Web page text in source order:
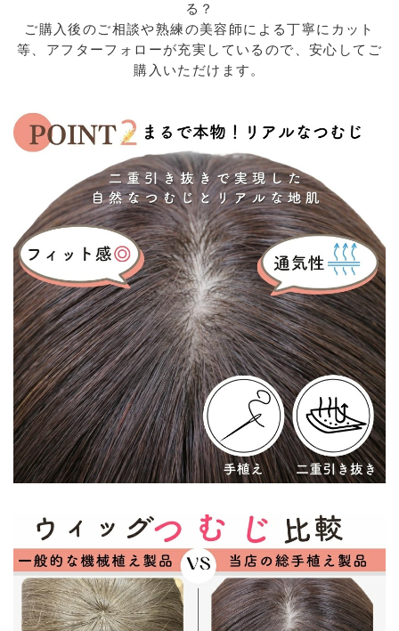
る？
ご購入後のご相談や熟練の美容師による丁寧にカット
等、アフターフォローが充実しているので、安心してご
購入いただけます。